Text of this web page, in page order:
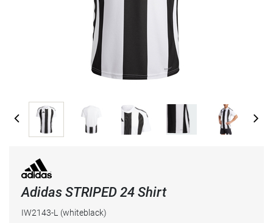
Adidas STRIPED 24 Shirt
IW2143-L (whiteblack)